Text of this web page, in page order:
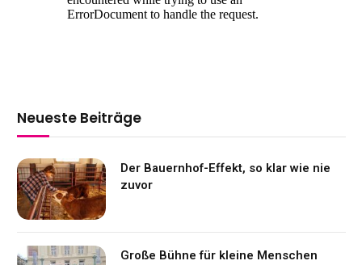
Neueste Beiträge
Der Bauernhof-Effekt, so klar wie nie
zuvor
Große Bühne für kleine Menschen